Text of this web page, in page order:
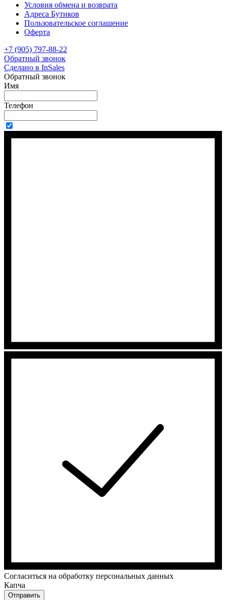
Условия обмена и возврата
Адреса Бутиков
Пользовательское соглашение
Оферта
+7 (905) 797-88-22
Обратный звонок
Сделано в InSales
Обратный звонок
Имя
Телефон
Cогласиться на обработку персональных данных
Капча
Отправить